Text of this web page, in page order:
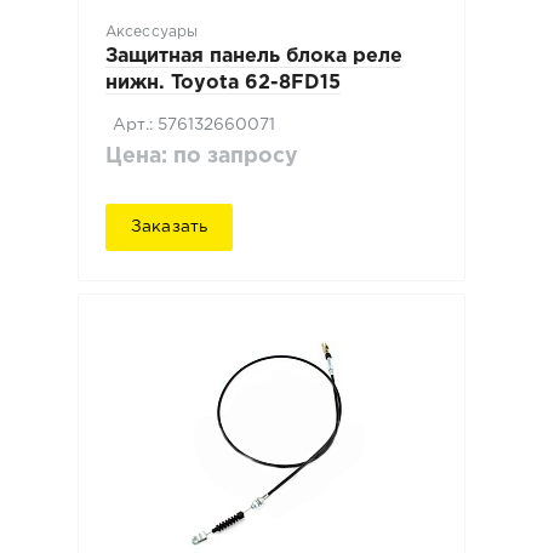
Аксессуары
Защитная панель блока реле
нижн. Toyota 62-8FD15
Арт.: 576132660071
Цена: по запросу
Заказать